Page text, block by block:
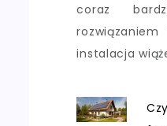
coraz
instalacja